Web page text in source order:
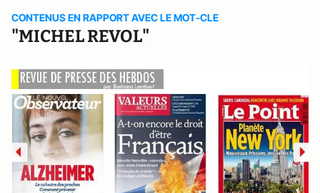
CONTENUS EN RAPPORT AVEC LE MOT-CLE
"MICHEL REVOL"